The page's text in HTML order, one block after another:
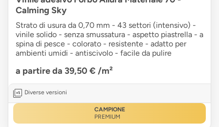
Calming Sky
Strato di usura da 0,70 mm - 43 settori (intensivo) -
vinile solido - senza smussatura - aspetto piastrella - a
spina di pesce - colorato - resistente - adatto per
ambienti umidi - antiscivolo - facile da pulire
a partire da 39,50 € /m²
Diverse versioni
CAMPIONE
PREMIUM